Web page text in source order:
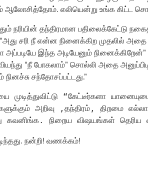
ஆலோசித்தோம். எலியென்று உங்க கிட்ட
நரியின் தந்திரமான பதிலைக்கேட்டு
சரி நீ என்ன நினைக்கிற முதலில்
அப்படியே இந்த அடியேனும்
“நீ போகலாம்” சொல்லி அதை
சந்தோசப்பட்டது.”
முடித்துவிட்டு “கேட்டீர்களா
அறிவு ,தந்திரம், திறமை
கவனிங்க. நிறைய விஷயங்கள் தெரிய
நன்றி! வணக்கம்!